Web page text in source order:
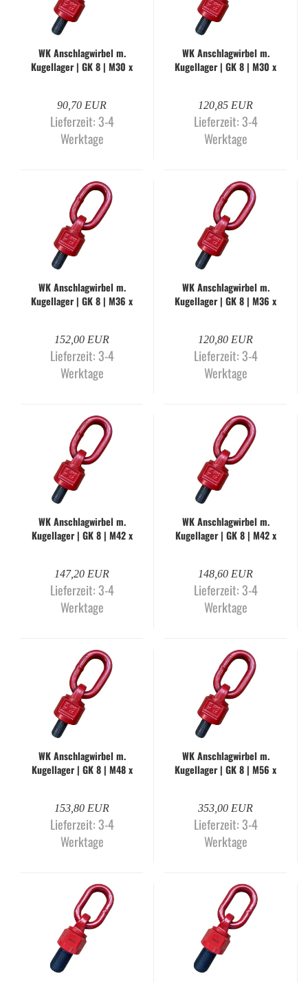
WK An­schlag­wir­bel m.
Ku­gel­la­ger | GK 8 | M30 x
90,70 EUR
Lieferzeit:3-4
Werktage
WK An­schlag­wir­bel m.
Ku­gel­la­ger | GK 8 | M30 x
120,85 EUR
Lieferzeit:3-4
Werktage
WK An­schlag­wir­bel m.
Ku­gel­la­ger | GK 8 | M36 x
152,00 EUR
Lieferzeit:3-4
Werktage
WK An­schlag­wir­bel m.
Ku­gel­la­ger | GK 8 | M36 x
120,80 EUR
Lieferzeit:3-4
Werktage
WK An­schlag­wir­bel m.
Ku­gel­la­ger | GK 8 | M42 x
147,20 EUR
Lieferzeit:3-4
Werktage
WK An­schlag­wir­bel m.
Ku­gel­la­ger | GK 8 | M42 x
148,60 EUR
Lieferzeit:3-4
Werktage
WK An­schlag­wir­bel m.
Ku­gel­la­ger | GK 8 | M48 x
153,80 EUR
Lieferzeit:3-4
Werktage
WK An­schlag­wir­bel m.
Ku­gel­la­ger | GK 8 | M56 x
353,00 EUR
Lieferzeit:3-4
Werktage